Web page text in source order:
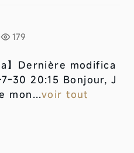
179
Dernière modifica
30 20:15 Bonjour, J
mon...voir tout